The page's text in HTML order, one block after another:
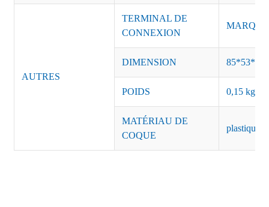
AUTRES
TERMINAL DE
CONNEXION
DIMENSION 85*53*40
POIDS 0,15 kg/
MATÉRIAU DE
COQUE
plastique